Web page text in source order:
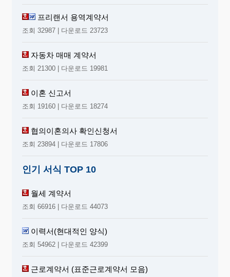
프리랜서 용역계약서
조회 32987 | 다운로드 23723
자동차 매매 계약서
조회 21300 | 다운로드 19981
이혼 신고서
조회 19160 | 다운로드 18274
협의이혼의사 확인신청서
조회 23894 | 다운로드 17806
인기 서식 TOP 10
월세 계약서
조회 66916 | 다운로드 44073
이력서(현대적인 양식)
조회 54962 | 다운로드 42399
근로계약서 (표준근로계약서 모음)